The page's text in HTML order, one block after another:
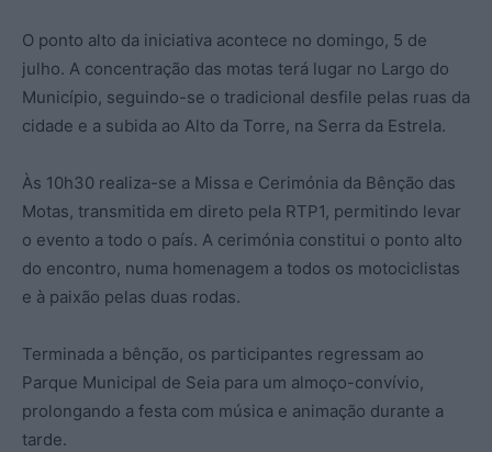
O ponto alto da iniciativa acontece no domingo, 5 de
julho. A concentração das motas terá lugar no Largo do
Município, seguindo-se o tradicional desfile pelas ruas da
cidade e a subida ao Alto da Torre, na Serra da Estrela.
Às 10h30 realiza-se a Missa e Cerimónia da Bênção das
Motas, transmitida em direto pela RTP1, permitindo levar
o evento a todo o país. A cerimónia constitui o ponto alto
do encontro, numa homenagem a todos os motociclistas
e à paixão pelas duas rodas.
Terminada a bênção, os participantes regressam ao
Parque Municipal de Seia para um almoço-convívio,
prolongando a festa com música e animação durante a
tarde.